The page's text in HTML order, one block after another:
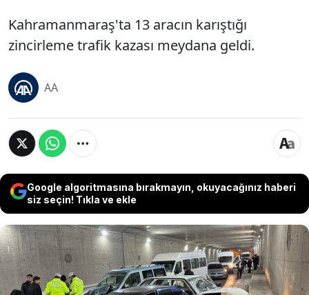
Kahramanmaraş'ta 13 aracın karıştığı
zincirleme trafik kazası meydana geldi.
AA
Google algoritmasına bırakmayın, okuyacağınız haberi
siz seçin! Tıkla ve ekle